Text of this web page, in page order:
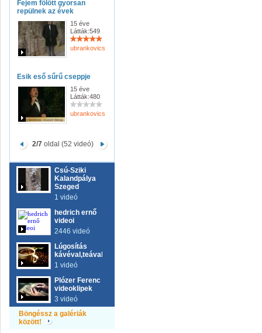
Fejem fölött gyorsan
repülnek az évek
15 éve
Látták:549
ubrankovicsferenc
Esik eső sűrű cseppje
15 éve
Látták:480
ubrankovicsferenc
2/7oldal (52 videó)
Csú-Sziki
Kalandpálya
Szeged
1 videó
hedrich ernő
videoi
2446 videó
Lúgosítás
kávéval,teával
1 videó
Plózer Ferenc
videoklipek
3 videó
Böngéssz a galériák
között!